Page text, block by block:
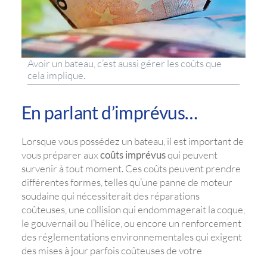
Avoir un bateau, c’est aussi gérer les coûts que
cela implique.
En parlant d’imprévus…
Lorsque vous possédez un bateau, il est important de
vous préparer auxcoûts imprévusqui peuvent
survenir à tout moment. Ces coûts peuvent prendre
différentes formes, telles qu’une panne de moteur
soudaine qui nécessiterait des réparations
coûteuses, une collision qui endommagerait la coque,
le gouvernail ou l’hélice, ou encore un renforcement
des réglementations environnementales qui exigent
des mises à jour parfois coûteuses de votre